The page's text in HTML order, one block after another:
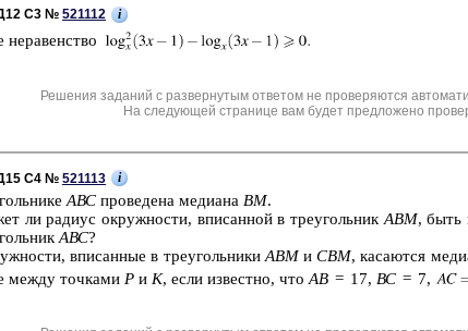
C3 № 521112 i
не­ра­вен­ство
Решения заданий с развернутым ответом не проверяются
На следующей странице вам будет предложено
C4 № 521113 i
АВС про­ве­де­на ме­ди­а­на ВМ.
ли ра­ди­ус окруж­но­сти, впи­сан­ной в тре­уголь­ник АВМ, быть
АВС?
впи­сан­ные в тре­уголь­ни­ки АВМиСВМ, ка­са­ют­ся
между точ­ка­ми Р и К, если из­вест­но, что АВ = 17, ВС = 7,